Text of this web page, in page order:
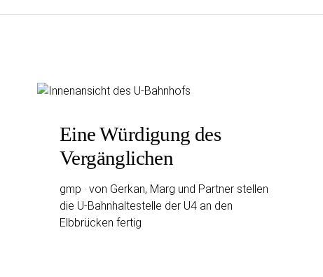
Eine Würdigung des
Vergänglichen
gmp · von Gerkan, Marg und Partner stellen
die U-Bahnhaltestelle der U4 an den
Elbbrücken fertig